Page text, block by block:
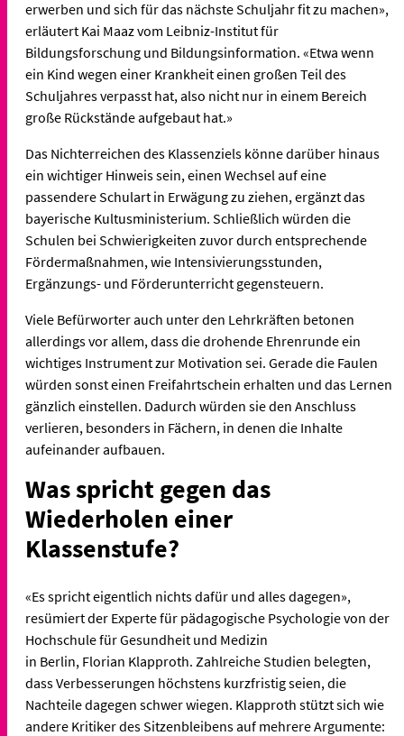
erwerben und sich für das nächste Schuljahr fit zu machen»,
erläutert Kai Maaz vom Leibniz-Institut für
Bildungsforschung und Bildungsinformation. «Etwa wenn
ein Kind wegen einer Krankheit einen großen Teil des
Schuljahres verpasst hat, also nicht nur in einem Bereich
große Rückstände aufgebaut hat.»
Das Nichterreichen des Klassenziels könne darüber hinaus
ein wichtiger Hinweis sein, einen Wechsel auf eine
passendere Schulart in Erwägung zu ziehen, ergänzt das
bayerische Kultusministerium. Schließlich würden die
Schulen bei Schwierigkeiten zuvor durch entsprechende
Fördermaßnahmen, wie Intensivierungsstunden,
Ergänzungs- und Förderunterricht gegensteuern.
Viele Befürworter auch unter den Lehrkräften betonen
allerdings vor allem, dass die drohende Ehrenrunde ein
wichtiges Instrument zur Motivation sei. Gerade die Faulen
würden sonst einen Freifahrtschein erhalten und das Lernen
gänzlich einstellen. Dadurch würden sie den Anschluss
verlieren, besonders in Fächern, in denen die Inhalte
aufeinander aufbauen.
Was spricht gegen das
Wiederholen einer
Klassenstufe?
«Es spricht eigentlich nichts dafür und alles dagegen»,
resümiert der Experte für pädagogische Psychologie von der
Hochschule für Gesundheit und Medizin
in Berlin, Florian Klapproth. Zahlreiche Studien belegten,
dass Verbesserungen höchstens kurzfristig seien, die
Nachteile dagegen schwer wiegen. Klapproth stützt sich wie
andere Kritiker des Sitzenbleibens auf mehrere Argumente: